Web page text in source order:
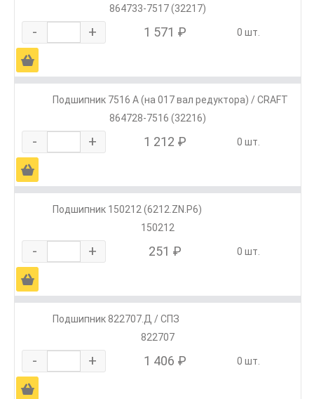
864733-7517 (32217)
- + 1 571 ₽ 0 шт.
Ä
Подшипник 7516 А (на 017 вал редуктора) / CRAFT
864728-7516 (32216)
- + 1 212 ₽ 0 шт.
Ä
Подшипник 150212 (6212.ZN.P6)
150212
- + 251 ₽ 0 шт.
Ä
Подшипник 822707.Д / СПЗ
822707
- + 1 406 ₽ 0 шт.
Ä